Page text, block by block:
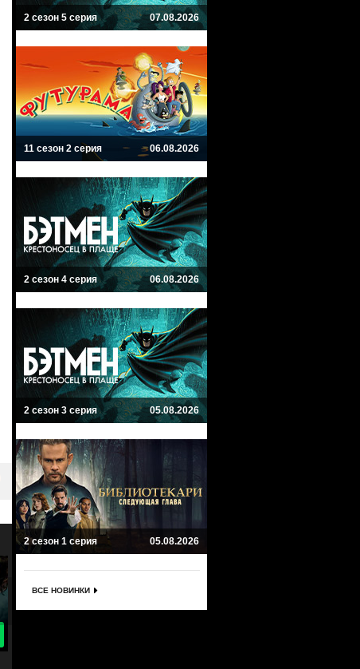
2 сезон 5 серия 07.08.2026
11 сезон 2 серия 06.08.2026
2 сезон 4 серия 06.08.2026
2 сезон 3 серия 05.08.2026
2 сезон 1 серия 05.08.2026
ВСЕ НОВИНКИ